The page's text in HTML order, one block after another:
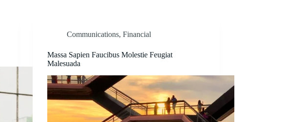
Communications,Financial
Massa Sapien Faucibus Molestie Feugiat
Malesuada